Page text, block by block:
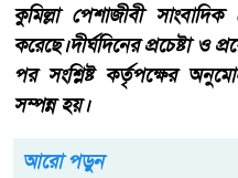
কুমিল্লা পেশাজীবী
করেছে।দীর্ঘদিনের প্রচেষ্টা ও
পর সংশ্লিষ্ট কর্তৃপক্ষের
সম্পন্ন হয়।
আরো পড়ুন